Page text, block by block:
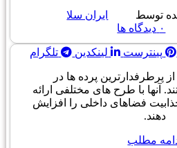
توسط
ایران سلا
۰ دیدگاه ها
پینترست لینکدین تلگرام
پرطرفدارترین پرده ها در
آنها با طرح های مختلفی ارائه
فضاهای داخلی را افزایش
دهند.
مطلب